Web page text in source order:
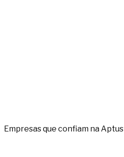
Empresas que confiam na Aptus